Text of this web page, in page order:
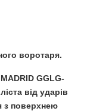
воротаря.
GGLG-
від ударів
з поверхнею